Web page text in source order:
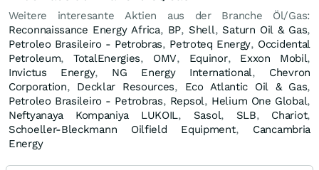
Weitere interesante Aktien aus der Branche Öl/Gas:
Reconnaissance Energy Africa, BP, Shell, Saturn Oil & Gas,
Petroleo Brasileiro - Petrobras, Petroteq Energy, Occidental
Petroleum,TotalEnergies, OMV, Equinor, Exxon Mobil,
Invictus Energy, NG Energy International, Chevron
Corporation, Decklar Resources, Eco Atlantic Oil & Gas,
Petroleo Brasileiro - Petrobras, Repsol, Helium One Global,
Neftyanaya Kompaniya LUKOIL, Sasol, SLB, Chariot,
Schoeller-Bleckmann Oilfield Equipment, Cancambria
Energy